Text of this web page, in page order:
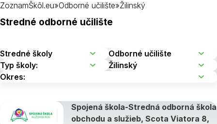
ZoznamŠkôl.eu»Odborné učilište»Žilinský
Stredné odborné učilište
Spojená škola-Stredná odborná škola
obchodu a služieb, Scota Viatora 8,